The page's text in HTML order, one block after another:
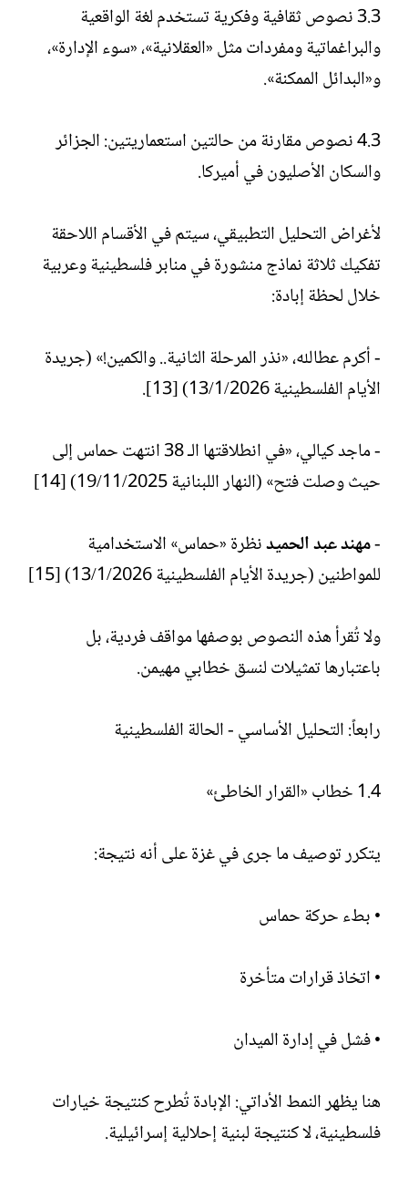
3.3 نصوص ثقافية وفكرية تستخدم لغة الواقعية
والبراغماتية ومفردات مثل «العقلانية»، «سوء الإدارة»،
و«البدائل الممكنة».
4.3 نصوص مقارنة من حالتين استعماريتين: الجزائر
والسكان الأصليون في أميركا.
لأغراض التحليل التطبيقي، سيتم في الأقسام اللاحقة
تفكيك ثلاثة نماذج منشورة في منابر فلسطينية وعربية
خلال لحظة إبادة:
- أكرم عطالله، «نذر المرحلة الثانية.. والكمين!» (جريدة
الأيام الفلسطينية 13/1/2026) [13].
- ماجد كيالي، «في انطلاقتها الـ 38 انتهت حماس إلى
حيث وصلت فتح» (النهار اللبنانية 19/11/2025) [14]
-مهند عبد الحميدنظرة «حماس» الاستخدامية
للمواطنين (جريدة الأيام الفلسطينية 13/1/2026) [15]
ولا تُقرأ هذه النصوص بوصفها مواقف فردية، بل
باعتبارها تمثيلات لنسق خطابي مهيمن.
رابعاً: التحليل الأساسي - الحالة الفلسطينية
1.4 خطاب «القرار الخاطئ»
يتكرر توصيف ما جرى في غزة على أنه نتيجة:
• بطء حركة حماس
• اتخاذ قرارات متأخرة
• فشل في إدارة الميدان
هنا يظهر النمط الأداتي: الإبادة تُطرح كنتيجة خيارات
فلسطينية، لا كنتيجة لبنية إحلالية إسرائيلية.